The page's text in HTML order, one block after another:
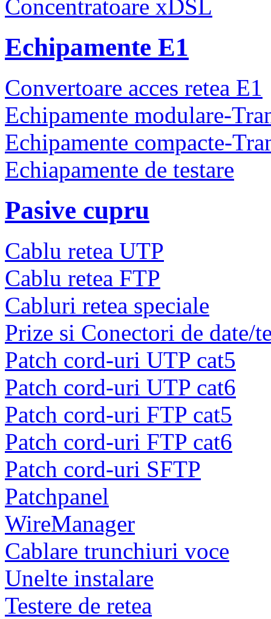
Concentratoare xDSL
Echipamente E1
Convertoare acces retea E1
Echipamente modulare-
Echipamente compacte-
Echiapamente de testare
Pasive cupru
Cablu retea UTP
Cablu retea FTP
Cabluri retea speciale
Prize si Conectori de date/
Patch cord-uri UTP cat5
Patch cord-uri UTP cat6
Patch cord-uri FTP cat5
Patch cord-uri FTP cat6
Patch cord-uri SFTP
Patchpanel
WireManager
Cablare trunchiuri voce
Unelte instalare
Testere de retea